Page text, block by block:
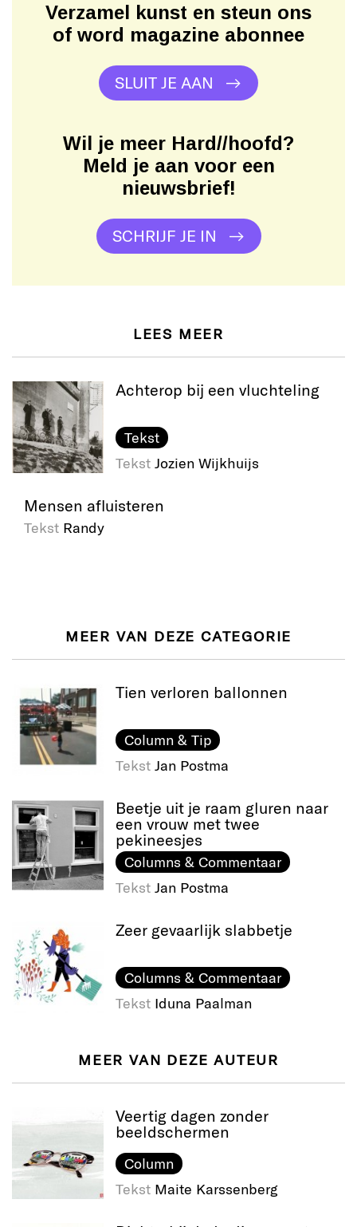
Verzamel kunst en steun ons
of word magazine abonnee
SLUIT JE AAN
Wil je meer Hard//hoofd?
Meld je aan voor een
nieuwsbrief!
SCHRIJF JE IN
LEES MEER
Achterop bij een vluchteling
Tekst
Tekst Jozien Wijkhuijs
Mensen afluisteren
Tekst Randy
MEER VAN DEZE CATEGORIE
Tien verloren ballonnen
Column & Tip
Tekst Jan Postma
Beetje uit je raam gluren naar
een vrouw met twee
pekineesjes
Columns & Commentaar
Tekst Jan Postma
Zeer gevaarlijk slabbetje
Columns & Commentaar
Tekst Iduna Paalman
MEER VAN DEZE AUTEUR
Veertig dagen zonder
beeldschermen
Column
Tekst Maite Karssenberg